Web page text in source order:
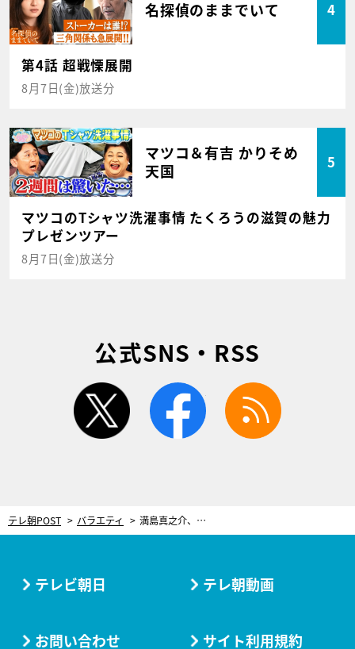
名探偵のままでいて 4
第4話 超戦慄展開
8月7日(金)放送分
マツコ＆有吉 かりそめ
天国
5
マツコのTシャツ洗濯事情 たくろうの滋賀の魅力
プレゼンツアー
8月7日(金)放送分
公式SNS・RSS
twitter facebook
テレ朝POST バラエティ 満島真之介、NBAの魅力を猛烈プレゼン！歴史を変えた“ユーロステップ”も実演
テレビ朝日 テレ朝動画
お問い合わせ サイト利用規約